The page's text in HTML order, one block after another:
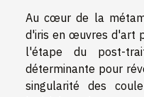
Au cœur de la
d'iris en œuvres d'art
l'étape du post-
déterminante pour
singularité des